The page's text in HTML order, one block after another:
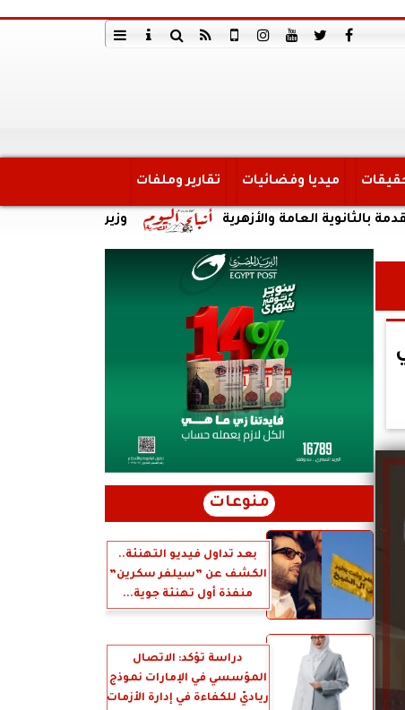
ميديا وفضائيات تقارير وملفات
وزير الري يتابع تنفيذ المرحلة العامة والأزهرية
منوعات
بعد تداول فيديو التهنئة..
الكشف عن ”سيلفر سكرين”
منفذة أول تهنئة جوية...
دراسة تؤكد: الاتصال
المؤسسي في الإمارات نموذج
رياديّ للكفاءة في إدارة الأزمات